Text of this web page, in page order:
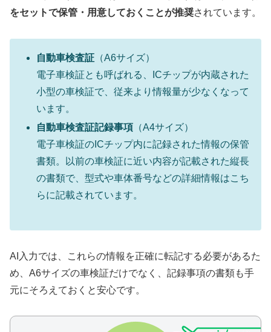
をセットで保管・用意しておくことが推奨されています。
自動車検査証 （A6サイズ）
電子車検証とも呼ばれる、ICチップが内蔵された
小型の車検証で、従来より情報量が少なくなって
います。
自動車検査証記録事項 （A4サイズ）
電子車検証のICチップ内に記録された情報の保管
書類。以前の車検証に近い内容が記載された縦長
の書類で、型式や車体番号などの詳細情報はこち
らに記載されています。
AI入力では、これらの情報を正確に転記する必要があるた
め、A6サイズの車検証だけでなく、記録事項の書類も手
元にそろえておくと安心です。